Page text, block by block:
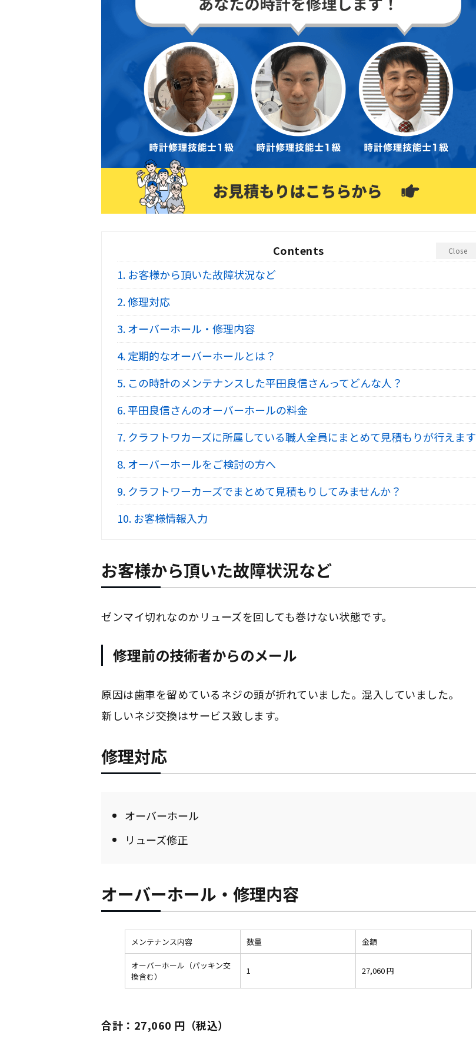
Contents Close
1. お客様から頂いた故障状況など
2.修理対応
3.オーバーホール・修理内容
4.定期的なオーバーホールとは？
5. この時計のメンテナンスした平田良信さんってどんな人？
6.平田良信さんのオーバーホールの料金
7. クラフトワカーズに所属している職人全員にまとめて見積もりが行えます
8.オーバーホールをご検討の方へ
9. クラフトワーカーズでまとめて見積もりしてみませんか？
10. お客様情報入力
お客様から頂いた故障状況など
ゼンマイ切れなのかリューズを回しても巻けない状態です。
修理前の技術者からのメール
原因は歯車を留めているネジの頭が折れていました。混入していました。
新しいネジ交換はサービス致します。
修理対応
オーバーホール
リューズ修正
オーバーホール・修理内容
メンテナンス内容 数量 金額
オーバーホール（パッキン交
換含む）
1 27,060 円
合計：27,060 円（税込）